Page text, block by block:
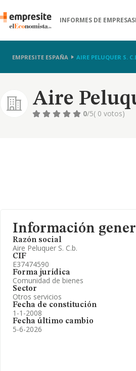
INFORMES DE EMPRESAS
EMPRESITE ESPAÑA AIRE PELUQUER S.
Aire
0/5( 0 votos)
Información
Razón social
Aire Peluquer S. C.b.
CIF
E37474590
Forma jurídica
Comunidad de bienes
Sector
Otros servicios
Fecha de constitución
1-1-2008
Fecha último cambio
5-6-2026